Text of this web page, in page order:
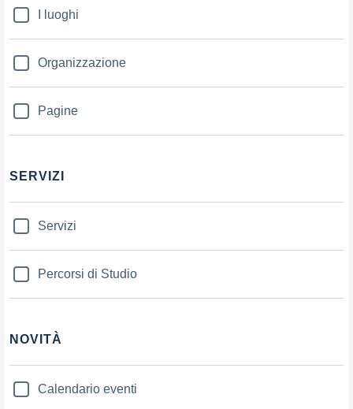
I luoghi
Organizzazione
Pagine
SERVIZI
Servizi
Percorsi di Studio
NOVITÀ
Calendario eventi